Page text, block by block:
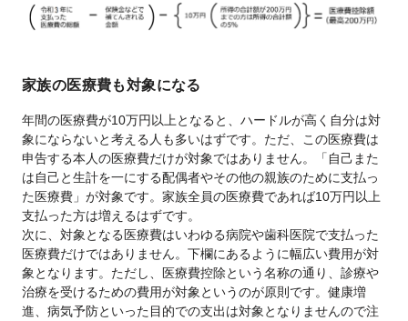
家族の医療費も対象になる
年間の医療費が10万円以上となると、ハードルが高く自分は対
象にならないと考える人も多いはずです。ただ、この医療費は
申告する本人の医療費だけが対象ではありません。「自己また
は自己と生計を一にする配偶者やその他の親族のために支払っ
た医療費」が対象です。家族全員の医療費であれば10万円以上
支払った方は増えるはずです。
次に、対象となる医療費はいわゆる病院や歯科医院で支払った
医療費だけではありません。下欄にあるように幅広い費用が対
象となります。ただし、医療費控除という名称の通り、診療や
治療を受けるための費用が対象というのが原則です。健康増
進、病気予防といった目的での支出は対象となりませんので注